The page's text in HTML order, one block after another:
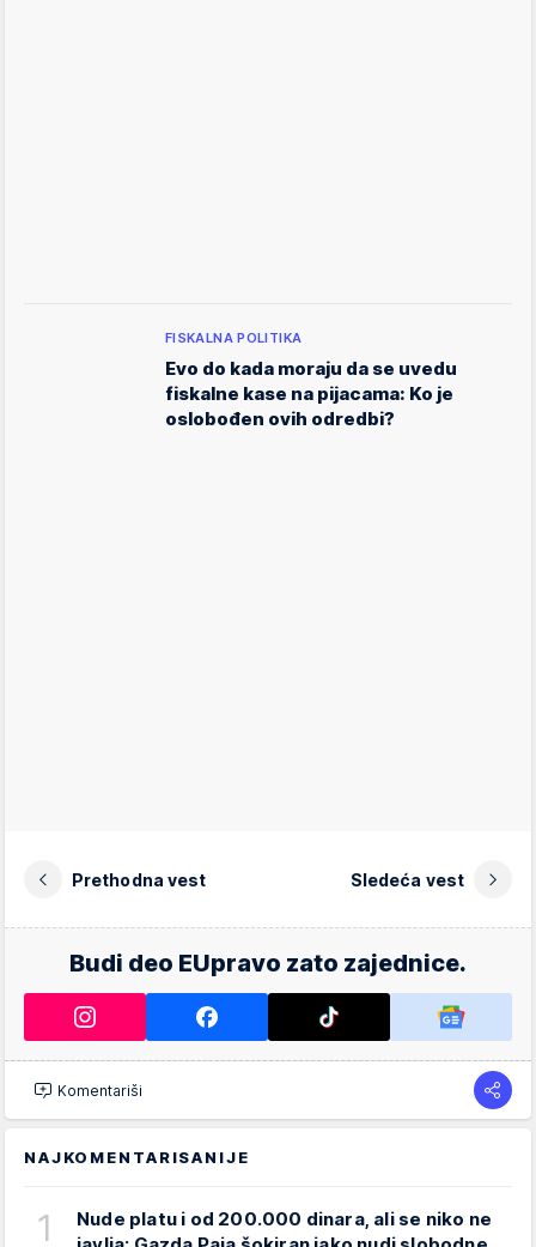
FISKALNA POLITIKA
Evo do kada moraju da se uvedu
fiskalne kase na pijacama: Ko je
oslobođen ovih odredbi?
Prethodna vest Sledeća vest
Budi deo EUpravo zato zajednice.
Komentariši
NAJKOMENTARISANIJE
1
Nude platu i od 200.000 dinara, ali se niko ne